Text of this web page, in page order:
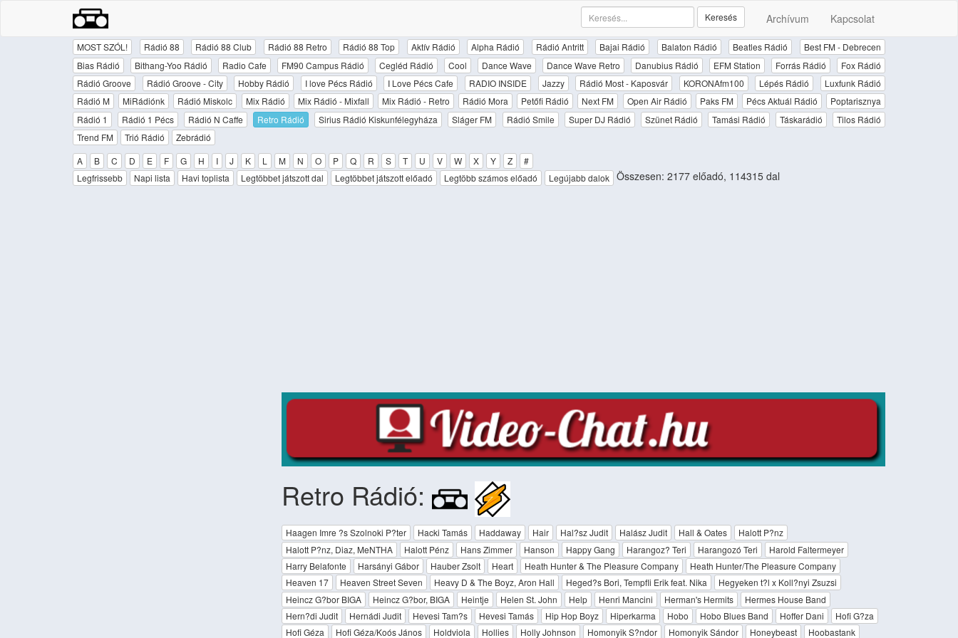
Archívum Kapcsolat
Keresés
MOST SZÓL! Rádió 88 Rádió 88 Club Rádió 88 Retro Rádió 88 Top Aktív Rádió Alpha Rádió Rádió Antritt Bajai Rádió Balaton Rádió Beatles Rádió
Best FM - Debrecen
Bias Rádió
Bithang-Yoo Rádió Radio Cafe FM90 Campus Rádió Cegléd Rádió Cool Dance Wave Dance Wave Retro Danubius Rádió EFM Station Forrás Rádió
Fox Rádió
Rádió Groove
Rádió Groove - City Hobby Rádió I love Pécs Rádió I Love Pécs Cafe RADIO INSIDE Jazzy Rádió Most - Kaposvár KORONAfm100 Lépés Rádió
Luxfunk Rádió
Rádió M
MiRádiónk Rádió Miskolc Mix Rádió Mix Rádió - Mixfall Mix Rádió - Retro Rádió Mora Petőfi Rádió Next FM Open Air Rádió Paks FM Pécs Aktuál Rádió
Poptarisznya
Rádió 1
Rádió 1 Pécs Rádió N Caffe Retro Rádió Sirius Rádió Kiskunfélegyháza Sláger FM Rádió Smile Super DJ Rádió Szünet Rádió Tamási Rádió Táskarádió
Tilos Rádió
Trend FM
Trió Rádió
Zebrádió
A
B C D E F G H I J K L M N O P Q R S T U V W X Y Z
#
Legfrissebb
Napi lista Havi toplista Legtöbbet játszott dal Legtöbbet játszott előadó Legtöbb számos előadó Legújabb dalok Összesen: 2177 előadó, 114315 dal
Retro Rádió:
Haagen Imre ?s Szolnoki P?ter Hacki Tamás Haddaway Hair Hal?sz Judit Halász Judit Hall & Oates
Halott P?nz
Halott P?nz, Diaz, MeNTHA
Halott Pénz Hans Zimmer Hanson Happy Gang Harangoz? Teri Harangozó Teri
Harold Faltermeyer
Harry Belafonte
Harsányi Gábor Hauber Zsolt Heart Heath Hunter & The Pleasure Company
Heath Hunter/The Pleasure Company
Heaven 17
Heaven Street Seven Heavy D & The Boyz, Aron Hall Heged?s Bori, Tempfli Erik feat. Nika
Hegyeken t?l x Koll?nyi Zsuzsi
Heincz G?bor BIGA
Heincz G?bor, BIGA Heintje Helen St. John Help Henri Mancini Herman's Hermits
Hermes House Band
Hern?di Judit
Hernádi Judit Hevesi Tam?s Hevesi Tamás Hip Hop Boyz Hiperkarma Hobo Hobo Blues Band Hoffer Dani
Hofi G?za
Hofi Géza
Hofi Géza/Koós János Holdviola Hollies Holly Johnson Homonyik S?ndor Homonyik Sándor Honeybeast Hoobastank